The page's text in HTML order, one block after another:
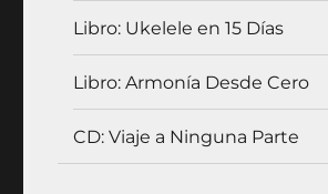
Libro: Ukelele en 15 Días
Libro: Armonía Desde Cero
CD: Viaje a Ninguna Parte